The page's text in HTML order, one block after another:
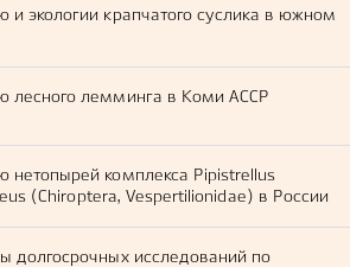
и экологии крапчатого суслика в южном
лесного лемминга в Коми АССР
нетопырей комплекса Pipistrellus
(Chiroptera, Vespertilionidae) в России
долгосрочных исследований по